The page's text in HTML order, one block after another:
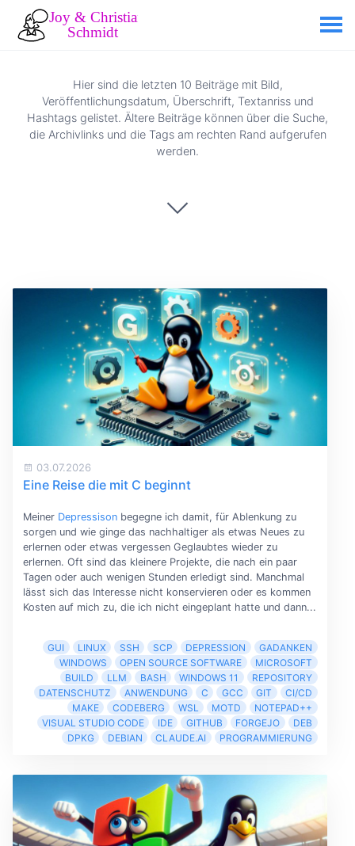
Hier sind die letzten 10 Beiträge mit Bild,
Veröffentlichungsdatum, Überschrift, Textanriss und
Hashtags gelistet. Ältere Beiträge können über die Suche,
die Archivlinks und die Tags am rechten Rand aufgerufen
werden.
03.07.2026
Eine Reise die mit C beginnt
Meiner Depressisonbegegne ich damit, für Ablenkung zu
sorgen und wie ginge das nachhaltiger als etwas Neues zu
erlernen oder etwas vergessen Geglaubtes wieder zu
erlernen. Oft sind das kleinere Projekte, die nach ein paar
Tagen oder auch wenigen Stunden erledigt sind. Manchmal
lässt sich das Interesse nicht konservieren oder es kommen
Kosten auf mich zu, die ich nicht eingeplant hatte und dann...
GUI LINUX SSH SCP DEPRESSION
GADANKEN
WINDOWS
OPEN SOURCE SOFTWARE
MICROSOFT
BUILD
LLM BASH WINDOWS 11
REPOSITORY
DATENSCHUTZ
ANWENDUNG C GCC GIT
CI/CD
MAKE
CODEBERG WSL MOTD
NOTEPAD++
VISUAL STUDIO CODE
IDE GITHUB FORGEJO
DEB
DPKG
DEBIAN CLAUDE.AI PROGRAMMIERUNG